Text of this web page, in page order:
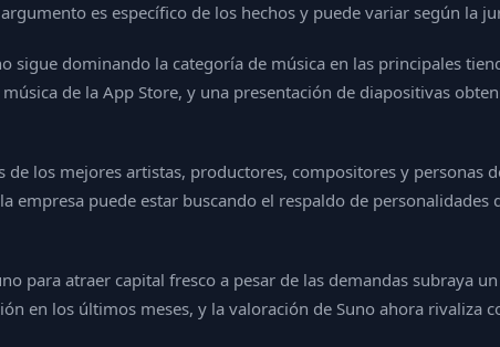
es específico de los hechos y puede variar según la
sigue dominando la categoría de música en las principales
de la App Store, y una presentación de diapositivas
los mejores artistas, productores, compositores y personas
puede estar buscando el respaldo de personalidades
para atraer capital fresco a pesar de las demandas subraya
en los últimos meses, y la valoración de Suno ahora rivaliza